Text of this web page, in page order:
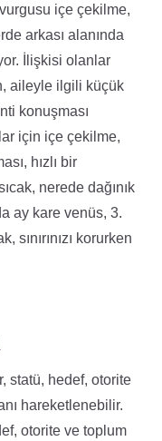
içe çekilme,
arkası alanında
İlişkisi olanlar
aileyle ilgili küçük
konuşması
için içe çekilme,
hızlı bir
nerede dağınık
ay kare venüs, 3.
sınırınızı korurken
statü, hedef, otorite
hareketlenebilir.
otorite ve toplum